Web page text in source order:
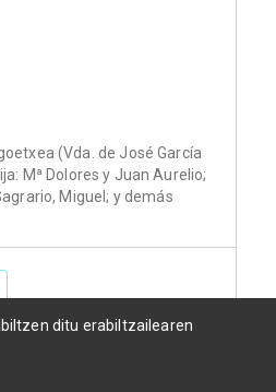
(Vda. de José García
Mª Dolores y Juan Aurelio;
Miguel; y demás
ditu erabiltzailearen